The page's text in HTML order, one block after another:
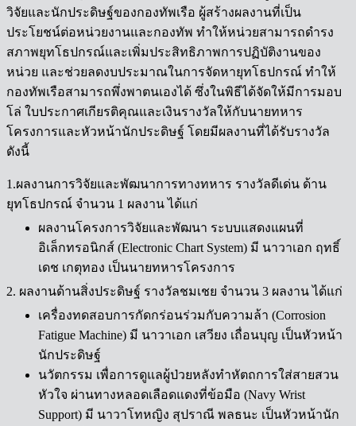
วิจัยและนักประดิษฐ์ของกองทัพเรือ ผู้สร้างผลงานที่เป็น
ประโยชน์ต่อหน่วยงานและกองทัพ ทำให้หน่วยสามารถดำรง
สภาพยุทโธปกรณ์และเพิ่มประสิทธิภาพการปฏิบัติงานของ
หน่วย และช่วยลดงบประมาณในการจัดหายุทโธปกรณ์ ทำให้
กองทัพเรือสามารถพึ่งพาตนเองได้ ซึ่งในพิธีได้จัดให้มีการมอบ
โล่ ใบประกาศเกียรติคุณและเงินรางวัลให้กับนายทหาร
โครงการและหัวหน้านักประดิษฐ์ โดยมีผลงานที่ได้รับรางวัล
ดังนี้
1.ผลงานการวิจัยและพัฒนาการทางทหาร รางวัลดีเด่น ด้าน
ยุทโธปกรณ์ จำนวน 1 ผลงาน ได้แก่
ผลงานโครงการวิจัยและพัฒนา ระบบแสดงแผนที่
อิเล็กทรอนิกส์ (Electronic Chart System) มี นาวาเอก ฤทธิ์
เดช เกตุทอง เป็นนายทหารโครงการ
2. ผลงานด้านสิ่งประดิษฐ์ รางวัลชมเชย จำนวน 3 ผลงาน ได้แก่
เครื่องทดสอบการกัดกร่อนร่วมกับความล้า (Corrosion
Fatigue Machine) มี นาวาเอก เสวียง เถื่อนบุญ เป็นหัวหน้า
นักประดิษฐ์
นวัตกรรม เพื่อการดูแลผู้ป่วยหลังทำหัตถการใส่สายสวน
หัวใจ ผ่านทางหลอดเลือดแดงที่ข้อมือ (Navy Wrist
Support) มี นาวาโทหญิง สุปราณี พลธนะ เป็นหัวหน้านัก